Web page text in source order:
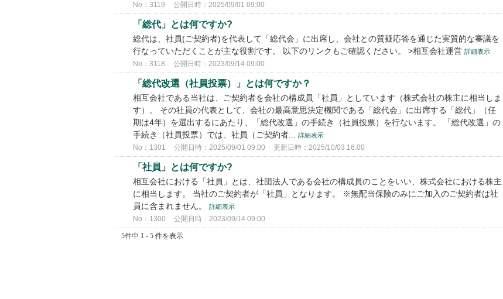
No：3119 公開日時：2025/09/01 09:00
「総代」とは何ですか?
総代は、社員(ご契約者)を代表して「総代会」に出席し、会社との質疑応答を通じた実質的な審議を
行なっていただくことが主な役割です。 以下のリンクもご確認ください。 >相互会社運営 詳細表示
No：3118 公開日時：2023/09/14 09:00
「総代改選（社員投票）」とは何ですか？
相互会社である当社は、ご契約者を会社の構成員「社員」としています（株式会社の株主に相当しま
す）。 その社員の代表として、会社の最高意思決定機関である「総代会」に出席する「総代」（任
期は4年）を選出するにあたり、「総代改選」の手続き（社員投票）を行ないます。 「総代改選」の
手続き（社員投票）では、社員（ご契約者...
詳細表示
No：1301 公開日時：2025/09/01 09:00 更新日時：2025/10/03 16:00
「社員」とは何ですか?
相互会社における「社員」とは、社団法人である会社の構成員のことをいい、株式会社における株主
に相当します。 当社のご契約者が「社員」となります。 ※無配当保険のみにご加入のご契約者は社
員に含まれません。
詳細表示
No：1300 公開日時：2023/09/14 09:00
5件中 1 - 5 件を表示